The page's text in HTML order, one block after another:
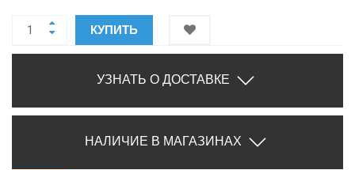
КУПИТЬ
УЗНАТЬ О ДОСТАВКЕ
НАЛИЧИЕ В МАГАЗИНАХ